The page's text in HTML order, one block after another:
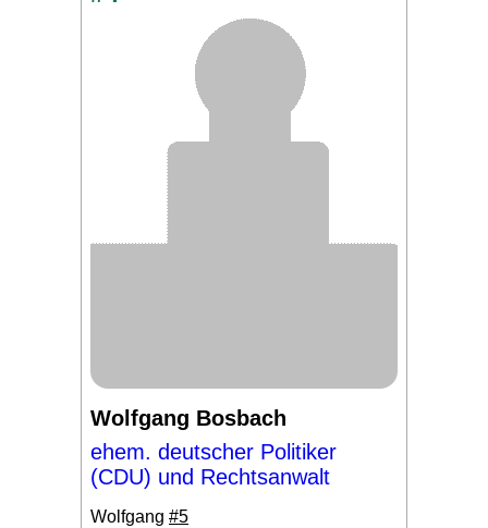
Wolfgang Bosbach
ehem. deutscher Politiker
(CDU) und Rechtsanwalt
Wolfgang #5